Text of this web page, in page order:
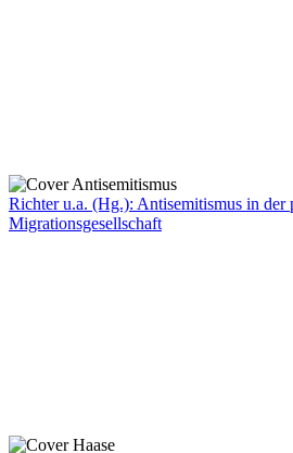
Richter u.a. (Hg.): Antisemitismus in der
Migrationsgesellschaft